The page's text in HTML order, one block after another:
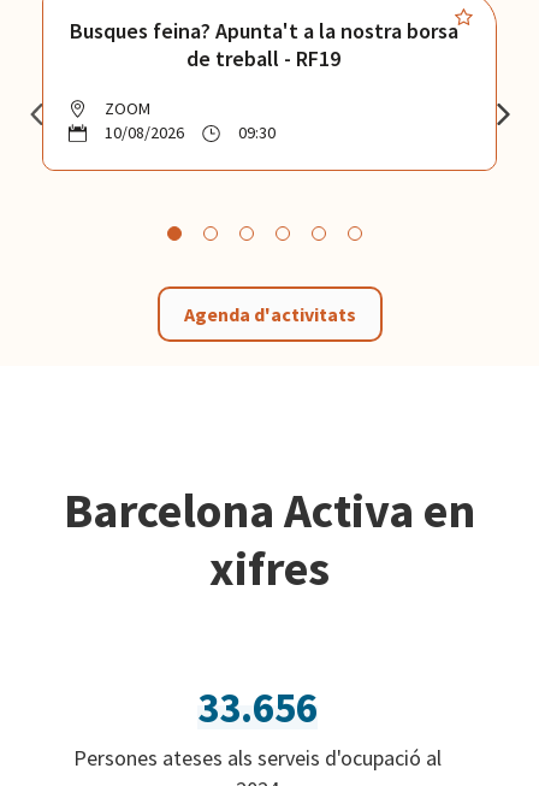
Busques feina? Apunta't a la nostra borsa
de treball - RF19
ZOOM
10/08/2026
09:30
Agenda d'activitats
Barcelona Activa en
xifres
33.656
Persones ateses als serveis d'ocupació al